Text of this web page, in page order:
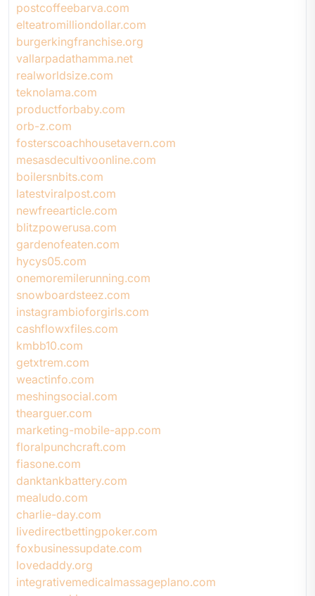
postcoffeebarva.com
elteatromilliondollar.com
burgerkingfranchise.org
vallarpadathamma.net
realworldsize.com
teknolama.com
productforbaby.com
orb-z.com
fosterscoachhousetavern.com
mesasdecultivoonline.com
boilersnbits.com
latestviralpost.com
newfreearticle.com
blitzpowerusa.com
gardenofeaten.com
hycys05.com
onemoremilerunning.com
snowboardsteez.com
instagrambioforgirls.com
cashflowxfiles.com
kmbb10.com
getxtrem.com
weactinfo.com
meshingsocial.com
thearguer.com
marketing-mobile-app.com
floralpunchcraft.com
fiasone.com
danktankbattery.com
mealudo.com
charlie-day.com
livedirectbettingpoker.com
foxbusinessupdate.com
lovedaddy.org
integrativemedicalmassageplano.com